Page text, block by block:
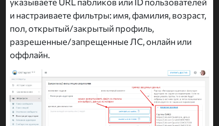
и настраиваете фильтры: имя, фамилия, возраст,
пол, открытый/закрытый профиль,
разрешенные/запрещенные ЛС, онлайн или
оффлайн.